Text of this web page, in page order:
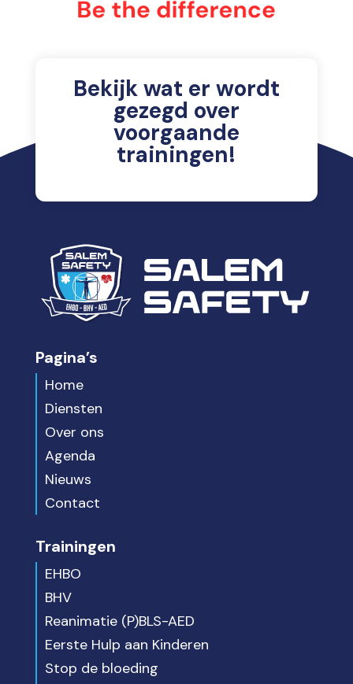
Bekijk wat er wordt
gezegd over
voorgaande
trainingen!
Pagina’s
Home
Diensten
Over ons
Agenda
Nieuws
Contact
Trainingen
EHBO
BHV
Reanimatie (P)BLS-AED
Eerste Hulp aan Kinderen
Stop de bloeding